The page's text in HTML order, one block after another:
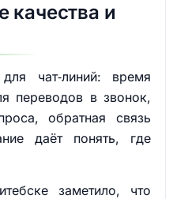
качества и
чат‑линий: время
переводов в звонок,
обратная связь
даёт понять, где
заметило, что